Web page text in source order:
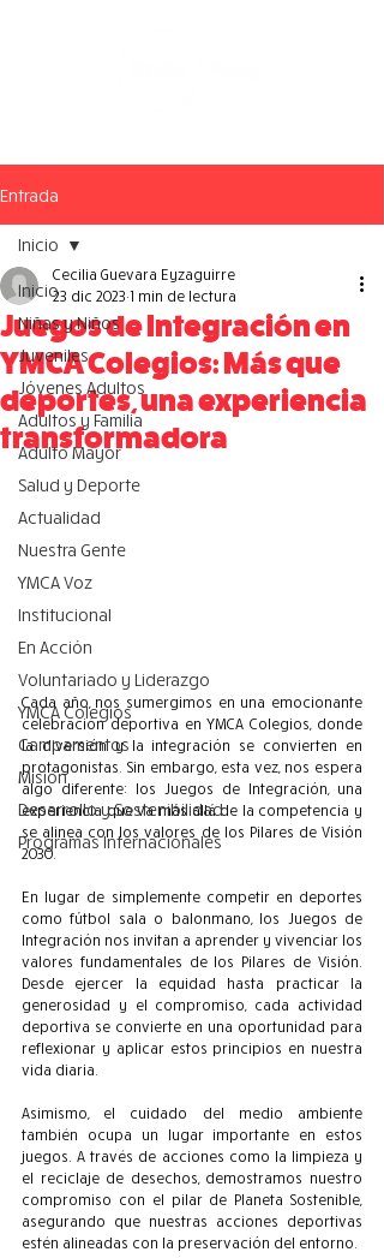
Entrada
Inicio
Niñas y Niños
Juveniles
Jóvenes Adultos
Adultos y Familia
Adulto Mayor
Salud y Deporte
Actualidad
Nuestra Gente
YMCA Voz
Institucional
En Acción
Voluntariado y Liderazgo
YMCA Colegios
Campamentos
Misión
Desarrollo y Sostenibilidad
Programas Internacionales
Inicio
Juegos de Integración en
YMCA Colegios: Más que
deportes, una experiencia
transformadora
Cecilia Guevara Eyzaguirre
23 dic 2023 1 min de lectura
Cada año, nos sumergimos en una emocionante
celebración deportiva en YMCA Colegios, donde
la diversión y la integración se convierten en
protagonistas. Sin embargo, esta vez, nos espera
algo diferente: los Juegos de Integración, una
experiencia que va más allá de la competencia y
se alinea con los valores de los Pilares de Visión
2030.
En lugar de simplemente competir en deportes
como fútbol sala o balonmano, los Juegos de
Integración nos invitan a aprender y vivenciar los
valores fundamentales de los Pilares de Visión.
Desde ejercer la equidad hasta practicar la
generosidad y el compromiso, cada actividad
deportiva se convierte en una oportunidad para
reflexionar y aplicar estos principios en nuestra
vida diaria.
Asimismo, el cuidado del medio ambiente
también ocupa un lugar importante en estos
juegos. A través de acciones como la limpieza y
el reciclaje de desechos, demostramos nuestro
compromiso con el pilar de Planeta Sostenible,
asegurando que nuestras acciones deportivas
estén alineadas con la preservación del entorno.